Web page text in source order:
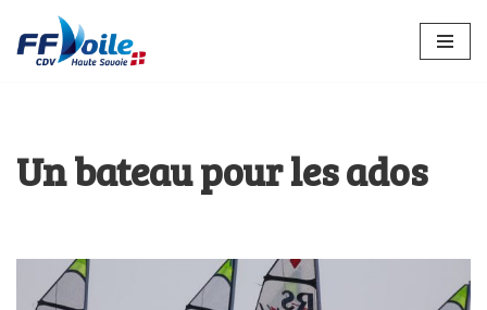
Aller
Un bateau pour les ados